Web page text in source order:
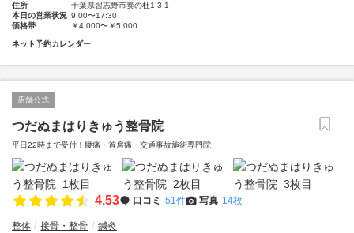
住所
千葉県習志野市奏の杜1-3-1
本日の営業状況 9:00〜17:30
価格帯
￥4,000〜￥5,000
ネット予約カレンダー
店舗公式
つだぬまはりきゅう整骨院
平日22時まで受付！腰痛・首肩痛・交通事故施術専門院
4.53 口コミ 51件 写真 14枚
整体 接骨・整骨 鍼灸